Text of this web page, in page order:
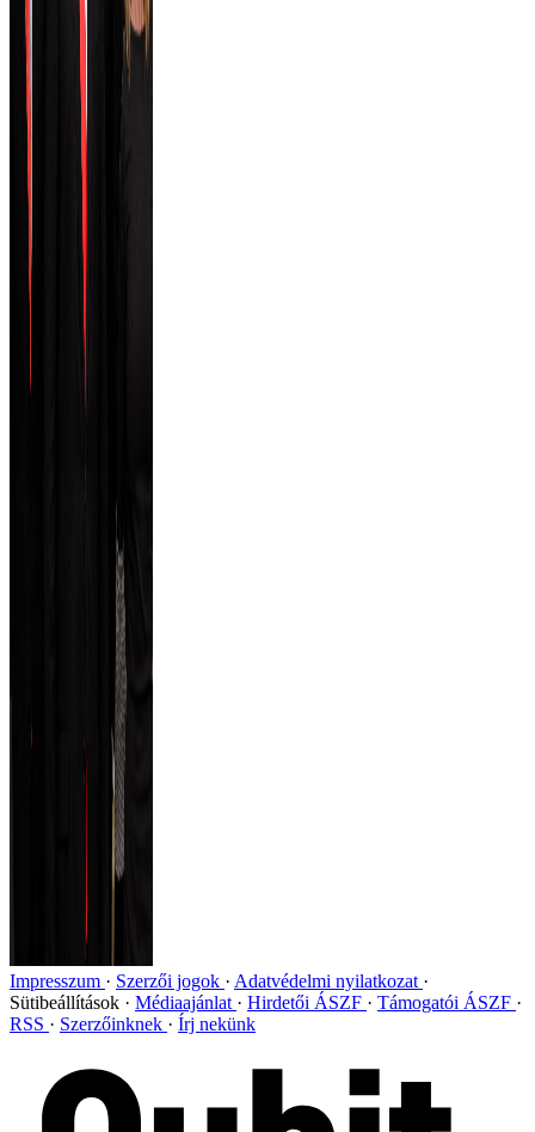
Impresszum Szerzői jogok
Adatvédelmi nyilatkozat
Sütibeállítások
Médiaajánlat Hirdetői ÁSZF
Támogatói ÁSZF
RSS
Szerzőinknek Írj nekünk